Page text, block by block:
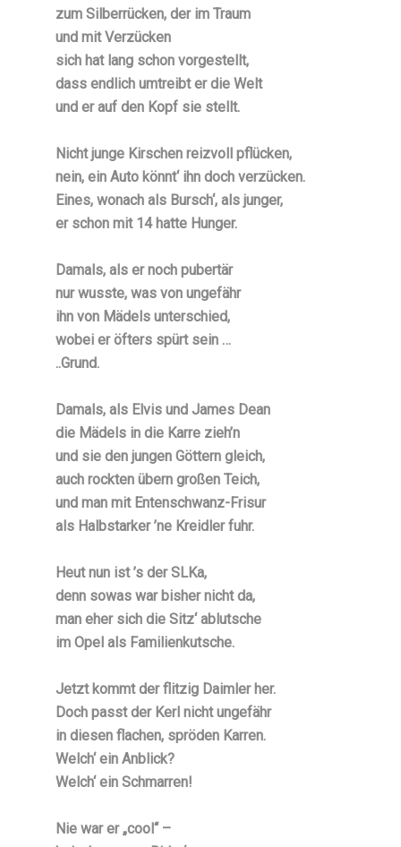
zum Silberrücken, der im Traum
und mit Verzücken
sich hat lang schon vorgestellt,
dass endlich umtreibt er die Welt
und er auf den Kopf sie stellt.
Nicht junge Kirschen reizvoll pflücken,
nein, ein Auto könnt‘ ihn doch verzücken.
Eines, wonach als Bursch‘, als junger,
er schon mit 14 hatte Hunger.
Damals, als er noch pubertär
nur wusste, was von ungefähr
ihn von Mädels unterschied,
wobei er öfters spürt sein …
..Grund.
Damals, als Elvis und James Dean
die Mädels in die Karre zieh’n
und sie den jungen Göttern gleich,
auch rockten übern großen Teich,
und man mit Entenschwanz-Frisur
als Halbstarker ’ne Kreidler fuhr.
Heut nun ist ’s der SLKa,
denn sowas war bisher nicht da,
man eher sich die Sitz‘ ablutsche
im Opel als Familienkutsche.
Jetzt kommt der flitzig Daimler her.
Doch passt der Kerl nicht ungefähr
in diesen flachen, spröden Karren.
Welch‘ ein Anblick?
Welch‘ ein Schmarren!
Nie war er „cool“ –